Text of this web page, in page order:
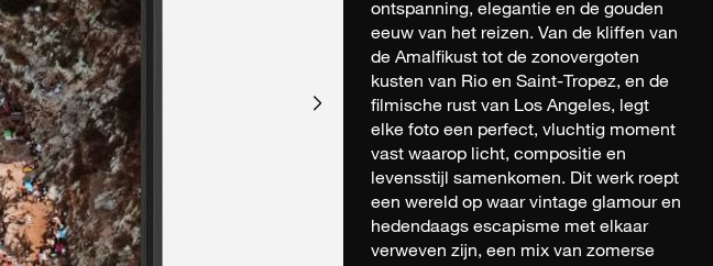
ontspanning, elegantie en de gouden
eeuw van het reizen. Van de kliffen van
de Amalfikust tot de zonovergoten
kusten van Rio en Saint-Tropez, en de
filmische rust van Los Angeles, legt
elke foto een perfect, vluchtig moment
vast waarop licht, compositie en
levensstijl samenkomen. Dit werk roept
een wereld op waar vintage glamour en
hedendaags escapisme met elkaar
verweven zijn, een mix van zomerse